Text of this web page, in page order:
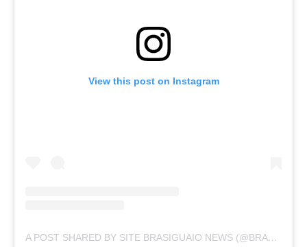
View this post on Instagram
A POST SHARED BY SITE BRASIGUAIO NEWS (@BRASIGUAIO_NEWS)